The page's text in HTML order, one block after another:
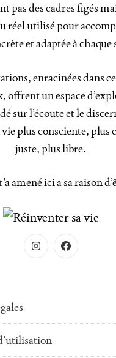
pas des cadres figés
réel utilisé pour
et adaptée à
enracinées dans
offrent un espace
sur l’écoute et le
vie plus consciente, plus
juste, plus libre.
amené ici a sa raison